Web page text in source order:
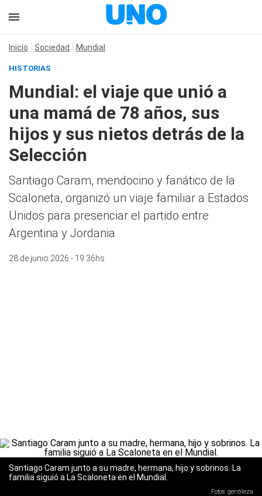
Inicio Sociedad Mundial
HISTORIAS
Mundial: el viaje que unió a
una mamá de 78 años, sus
hijos y sus nietos detrás de la
Selección
Santiago Caram, mendocino y fanático de la
Scaloneta, organizó un viaje familiar a Estados
Unidos para presenciar el partido entre
Argentina y Jordania
28 de junio 2026 - 19:36hs
Santiago Caram junto a su madre, hermana, hijo y sobrinos. La
familia siguió a La Scaloneta en el Mundial.
Fotos: gentileza